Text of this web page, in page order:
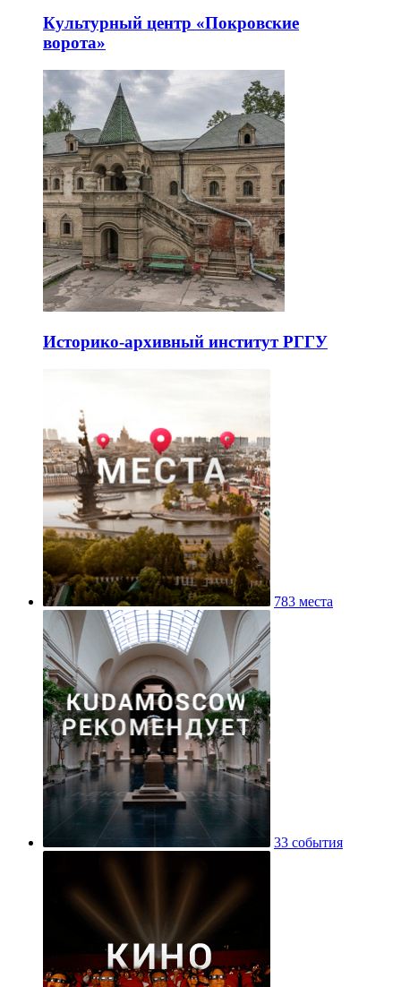
Культурный центр «Покровские
ворота»
Историко-архивный институт РГГУ
783 места
33 события